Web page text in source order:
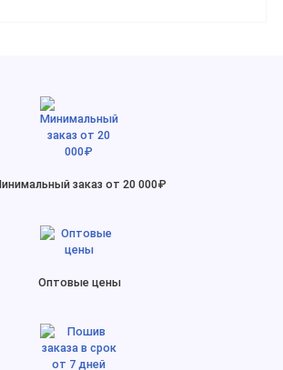
заказ от 20 000₽
Оптовые цены